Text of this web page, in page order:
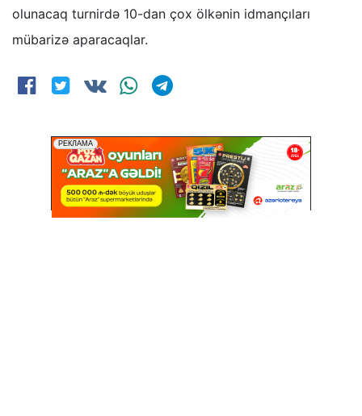
olunacaq turnirdə 10-dan çox ölkənin idmançıları
mübarizə aparacaqlar.